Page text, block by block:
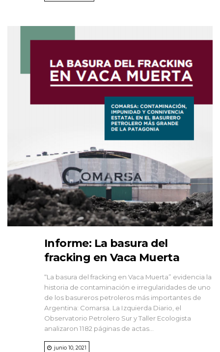
Informe: La basura del
fracking en Vaca Muerta
“La basura del fracking en Vaca Muerta” evidencia la
historia de contaminación e irregularidades de uno
de los basureros petroleros más importantes de
Argentina: Comarsa. La Izquierda Diario, el
Observatorio Petrolero Sur y Taller Ecologista
analizaron 1182 páginas de actas...
junio 10, 2021